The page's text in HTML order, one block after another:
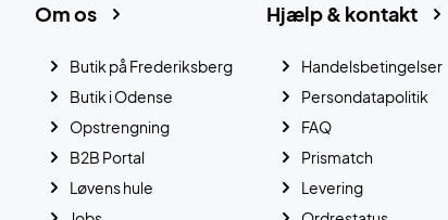
Hjælp & kontakt
Handelsbetingelser
Persondatapolitik
FAQ
Prismatch
Levering
Om os
Butik på Frederiksberg
Butik i Odense
Opstrengning
B2B Portal
Løvens hule